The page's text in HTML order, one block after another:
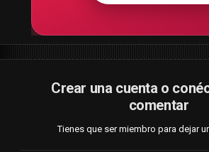
Crear una cuenta o
comentar
Tienes que ser miembro para dejar